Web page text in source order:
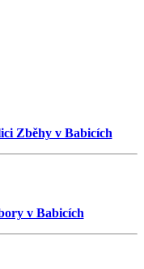
Zběhy v Babicích
v Babicích